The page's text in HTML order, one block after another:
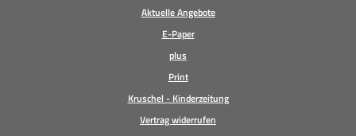
Aktuelle Angebote
E-Paper
plus
Print
Kruschel - Kinderzeitung
Vertrag widerrufen